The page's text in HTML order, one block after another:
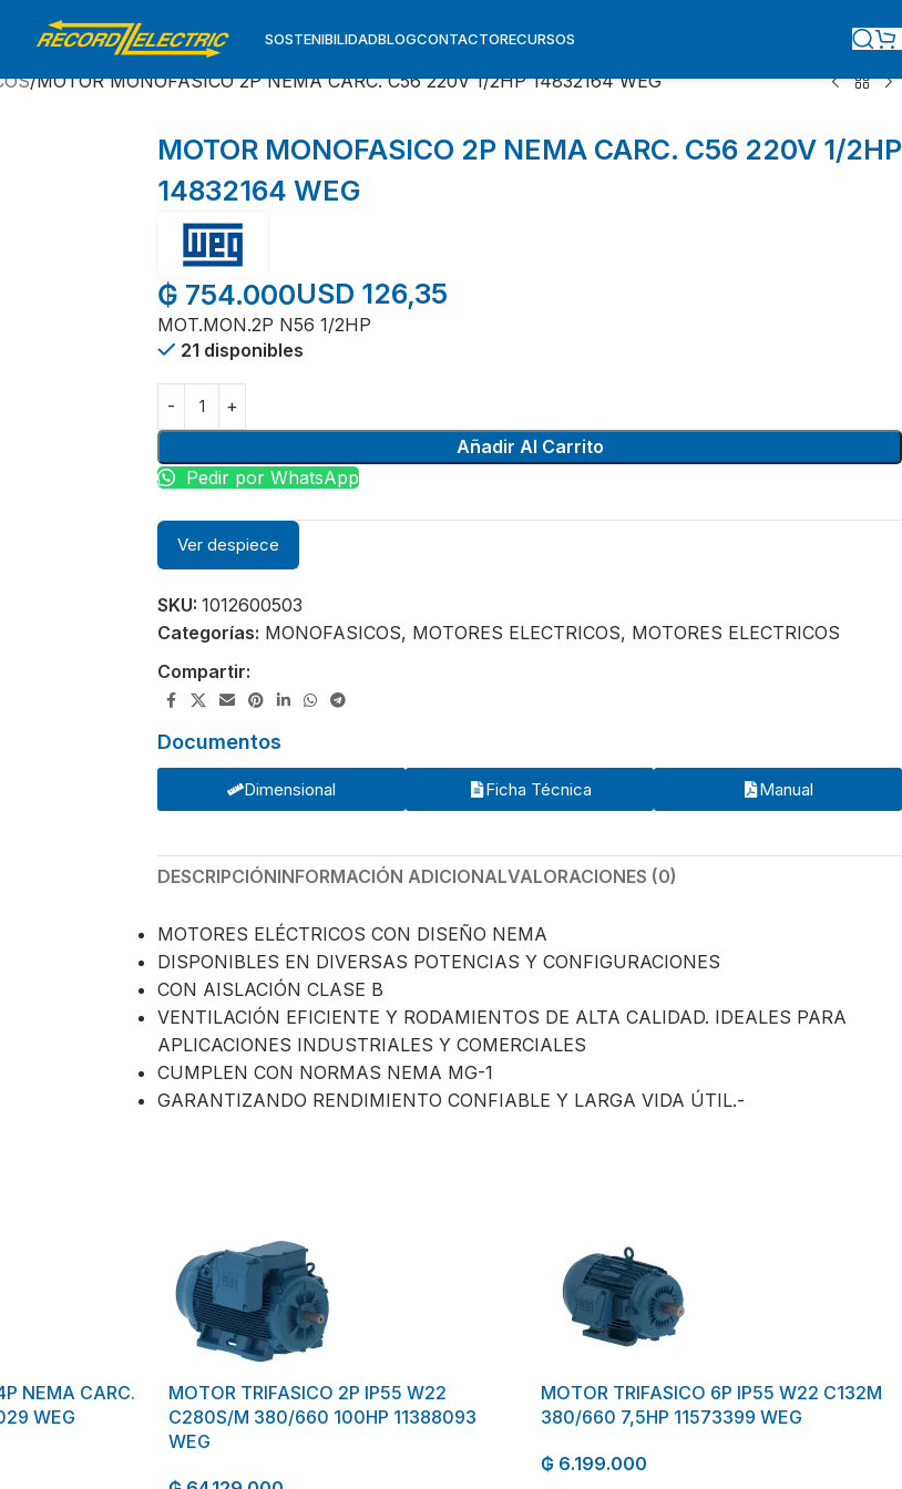
SOSTENIBILIDADBLOGCONTACTORECURSOS
MOTOR MONOFASICO 2P NEMA CARC. C56 220V 1/2HP 14832164 WEG
MOTOR MONOFASICO 2P NEMA CARC. C56 220V 1/2HP
14832164 WEG
₲ 754.000USD 126,35
MOT.MON.2P N56 1/2HP
21 disponibles
Añadir Al Carrito
Pedir por WhatsApp
Ver despiece
SKU: 1012600503
Categorías: MONOFASICOS, MOTORES ELECTRICOS, MOTORES ELECTRICOS
Compartir:
Documentos
Dimensional Ficha Técnica Manual
DESCRIPCIÓNINFORMACIÓN ADICIONALVALORACIONES (0)
MOTORES ELÉCTRICOS CON DISEÑO NEMA
DISPONIBLES EN DIVERSAS POTENCIAS Y CONFIGURACIONES
CON AISLACIÓN CLASE B
VENTILACIÓN EFICIENTE Y RODAMIENTOS DE ALTA CALIDAD. IDEALES PARA
APLICACIONES INDUSTRIALES Y COMERCIALES
CUMPLEN CON NORMAS NEMA MG-1
GARANTIZANDO RENDIMIENTO CONFIABLE Y LARGA VIDA ÚTIL.-
NEMA CARC.
WEG
MOTOR TRIFASICO 2P IP55 W22
C280S/M 380/660 100HP 11388093
WEG
MOTOR TRIFASICO 6P IP55 W22 C132M
380/660 7,5HP 11573399 WEG
₲ 6.199.000